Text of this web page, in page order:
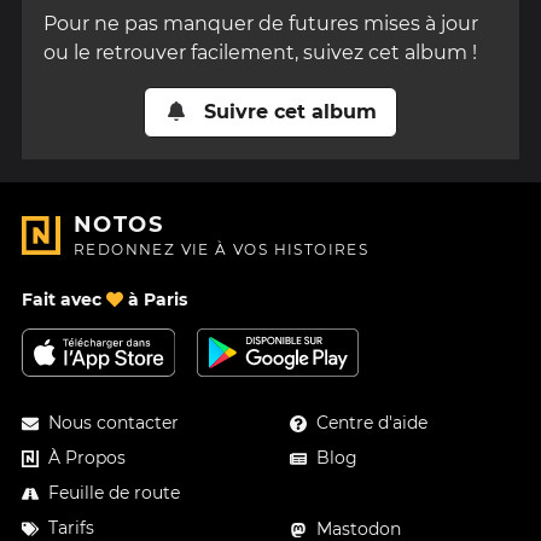
Pour ne pas manquer de futures mises à jour
ou le retrouver facilement, suivez cet album !
Suivre cet album
NOTOS
REDONNEZ VIE À VOS HISTOIRES
Fait avec à Paris
Nous contacter
À Propos
Feuille de route
Tarifs
Centre d'aide
Blog
Mastodon